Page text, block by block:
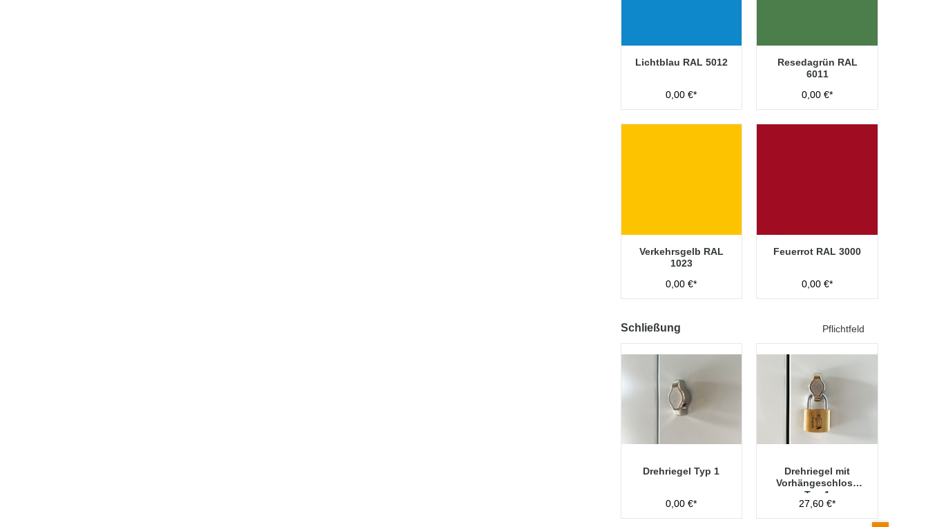
Lichtblau RAL 5012
0,00 €*
Resedagrün RAL
6011
0,00 €*
Verkehrsgelb RAL
1023
0,00 €*
Feuerrot RAL 3000
0,00 €*
Schließung Pflichtfeld
Drehriegel Typ 1
0,00 €*
Drehriegel mit
Vorhängeschloss
Typ 1
27,60 €*